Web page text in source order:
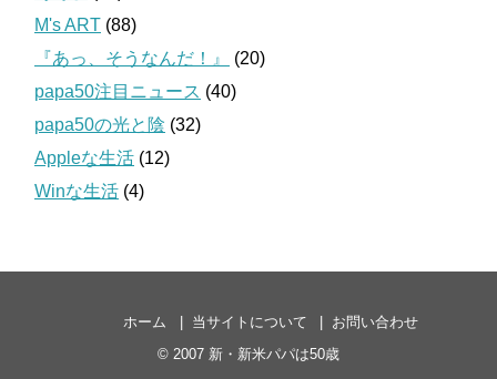
M's ART (88)
『あっ、そうなんだ！』
(20)
papa50注目ニュース (40)
papa50の光と陰 (32)
Appleな生活 (12)
Winな生活 (4)
ホーム 当サイトについて
お問い合わせ
© 2007 新・新米パパは50歳